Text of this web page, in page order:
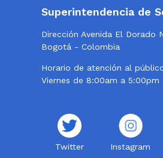
Superintendencia de
Dirección Avenida El Dorado
Bogotá - Colombia
Horario de atención al
Viernes de 8:00am a 5:00pm
Twitter Instagram